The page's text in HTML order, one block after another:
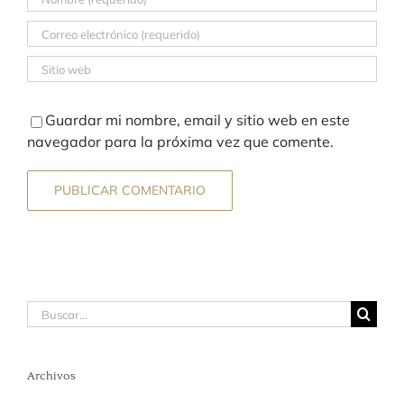
Guardar mi nombre, email y sitio web en este
navegador para la próxima vez que comente.
Buscar:
Archivos